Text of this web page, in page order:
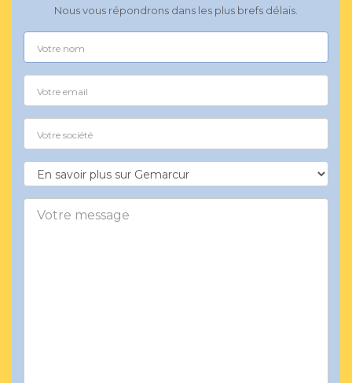
Nous vous répondrons dans les plus brefs délais.